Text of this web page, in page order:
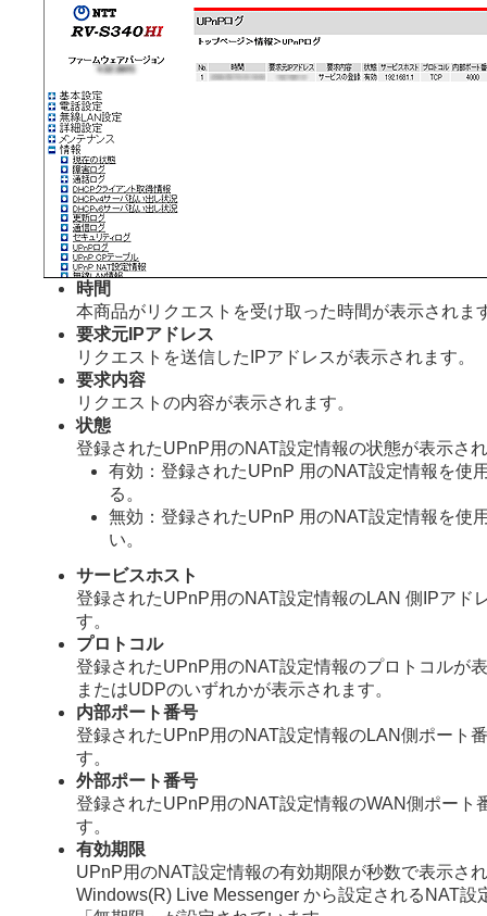
時間
本商品がリクエストを受け取った時間が表示されま
要求元IPアドレス
リクエストを送信したIPアドレスが表示されます。
要求内容
リクエストの内容が表示されます。
状態
登録されたUPnP用のNAT設定情報の状態が表示さ
有効：登録されたUPnP 用のNAT設定情報を使
る。
無効：登録されたUPnP 用のNAT設定情報を使
い。
サービスホスト
登録されたUPnP用のNAT設定情報のLAN 側IPアド
す。
プロトコル
登録されたUPnP用のNAT設定情報のプロトコルが
またはUDPのいずれかが表示されます。
内部ポート番号
登録されたUPnP用のNAT設定情報のLAN側ポート
す。
外部ポート番号
登録されたUPnP用のNAT設定情報のWAN側ポート
す。
有効期限
UPnP用のNAT設定情報の有効期限が秒数で表示さ
Windows(R) Live Messenger から設定されるNAT設